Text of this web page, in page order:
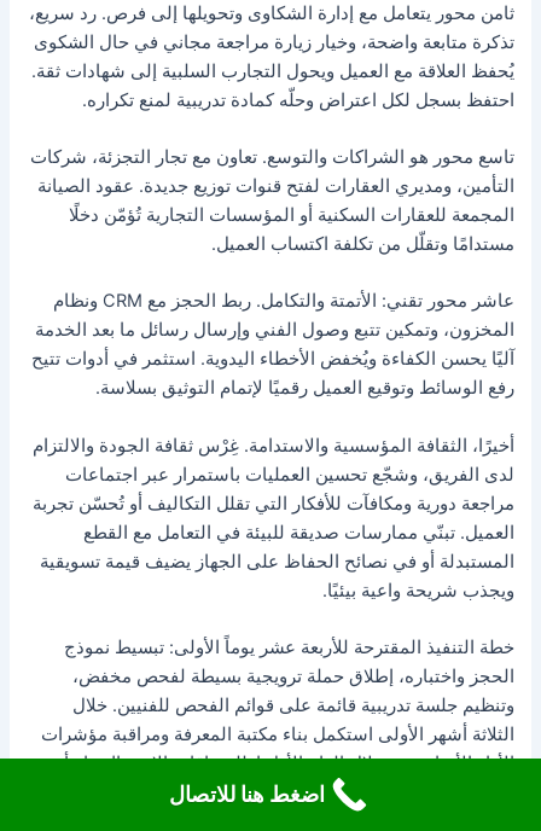
ثامن محور يتعامل مع إدارة الشكاوى وتحويلها إلى فرص. رد سريع،
تذكرة متابعة واضحة، وخيار زيارة مراجعة مجاني في حال الشكوى
يُحفظ العلاقة مع العميل ويحول التجارب السلبية إلى شهادات ثقة.
احتفظ بسجل لكل اعتراض وحلّه كمادة تدريبية لمنع تكراره.
تاسع محور هو الشراكات والتوسع. تعاون مع تجار التجزئة، شركات
التأمين، ومديري العقارات لفتح قنوات توزيع جديدة. عقود الصيانة
المجمعة للعقارات السكنية أو المؤسسات التجارية تُؤمّن دخلًا
مستدامًا وتقلّل من تكلفة اكتساب العميل.
عاشر محور تقني: الأتمتة والتكامل. ربط الحجز مع CRM ونظام
المخزون، وتمكين تتبع وصول الفني وإرسال رسائل ما بعد الخدمة
آليًا يحسن الكفاءة ويُخفض الأخطاء اليدوية. استثمر في أدوات تتيح
رفع الوسائط وتوقيع العميل رقميًا لإتمام التوثيق بسلاسة.
أخيرًا، الثقافة المؤسسية والاستدامة. غِرْس ثقافة الجودة والالتزام
لدى الفريق، وشجّع تحسين العمليات باستمرار عبر اجتماعات
مراجعة دورية ومكافآت للأفكار التي تقلل التكاليف أو تُحسّن تجربة
العميل. تبنّي ممارسات صديقة للبيئة في التعامل مع القطع
المستبدلة أو في نصائح الحفاظ على الجهاز يضيف قيمة تسويقية
ويجذب شريحة واعية بيئيًا.
خطة التنفيذ المقترحة للأربعة عشر يوماً الأولى: تبسيط نموذج
الحجز واختباره، إطلاق حملة ترويجية بسيطة لفحص مخفض،
وتنظيم جلسة تدريبية قائمة على قوائم الفحص للفنيين. خلال
الثلاثة أشهر الأولى استكمل بناء مكتبة المعرفة ومراقبة مؤشرات
الأداء الأساسية، وخلال العام الأول اطلق باقات الاشتراك وابدأ
شراكات محلية. بهذه النمطية المتدرجة ستتحول الخدمة من عملية
اضغط هنا للاتصال